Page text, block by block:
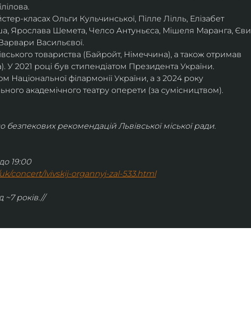
класах Ольги Кульчинської, Пілле Лілль, Елізабет
Ярослава Шемета, Челсо Антуньєса, Мішеля Маранга, Єви
Васильєвої.
товариства (Байройт, Німеччина), а також отримав
У 2021 році був стипендіатом Президента України.
філармонії України, а з 2024 року
академічного театру оперети (за сумісництвом).
рекомендацій Львівської міської ради.
19:00
concert/lvivskij-organnyj-zal-533.html
~7 років.//